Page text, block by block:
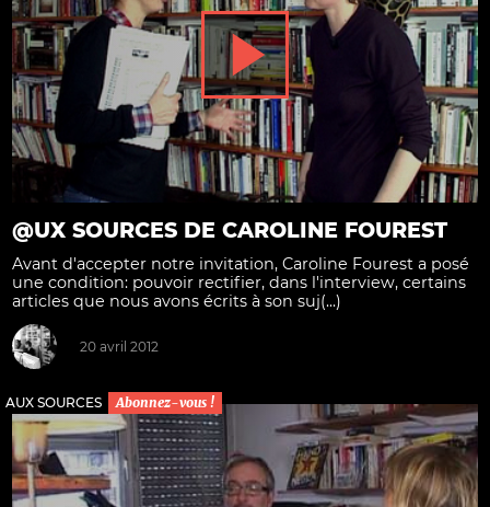
@UX SOURCES DE CAROLINE FOUREST
Avant d'accepter notre invitation, Caroline Fourest a posé
une condition: pouvoir rectifier, dans l'interview, certains
articles que nous avons écrits à son suj(...)
20 avril 2012
AUX SOURCES Abonnez-vous !